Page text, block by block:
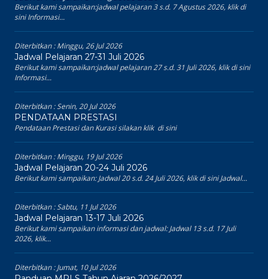
Berikut kami sampaikan:jadwal pelajaran 3 s.d. 7 Agustus 2026, klik di
sini Informasi...
Diterbitkan :Minggu, 26 Jul 2026
Jadwal Pelajaran 27-31 Juli 2026
Berikut kami sampaikan:jadwal pelajaran 27 s.d. 31 Juli 2026, klik di sini
Informasi...
Diterbitkan :Senin, 20 Jul 2026
PENDATAAN PRESTASI
Pendataan Prestasi dan Kurasi silakan klik di sini
Diterbitkan :Minggu, 19 Jul 2026
Jadwal Pelajaran 20-24 Juli 2026
Berikut kami sampaikan: Jadwal 20 s.d. 24 Juli 2026, klik di sini Jadwal...
Diterbitkan :Sabtu, 11 Jul 2026
Jadwal Pelajaran 13-17 Juli 2026
Berikut kami sampaikan informasi dan jadwal: Jadwal 13 s.d. 17 Juli
2026, klik...
Diterbitkan :Jumat, 10 Jul 2026